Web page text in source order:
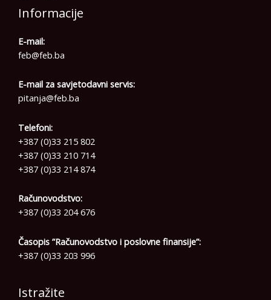
Informacije
E-mail:
feb@feb.ba
E-mail za savjetodavni servis:
pitanja@feb.ba
Telefoni:
+387 (0)33 215 802
+387 (0)33 210 714
+387 (0)33 214 874
Računovodstvo:
+387 (0)33 204 676
Časopis ”Računovodstvo i poslovne finansije”:
+387 (0)33 203 996
Istražite